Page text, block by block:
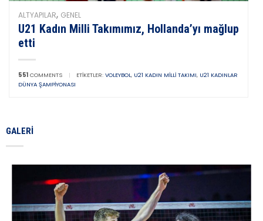
ALTYAPILAR, GENEL
U21 Kadın Milli Takımımız, Hollanda’yı mağlup
etti
551 COMMENTS | ETIKETLER: VOLEYBOL, U21 KADIN MILLI TAKIMI, U21 KADINLAR
DÜNYA ŞAMPIYONASI
GALERI